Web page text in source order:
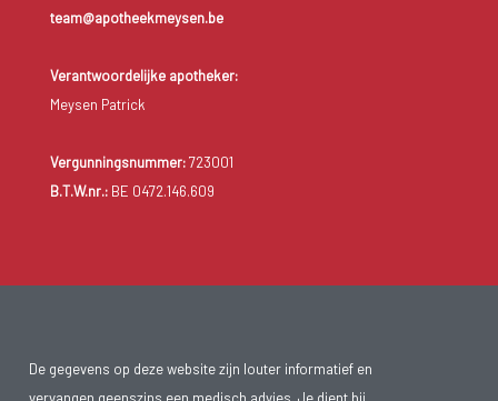
team@apotheekmeysen.be
Verantwoordelijke apotheker:
Meysen Patrick
Vergunningsnummer:723001
B.T.W.nr.:BE 0472.146.609
De gegevens op deze website zijn louter informatief en
vervangen geenszins een medisch advies. Je dient bij